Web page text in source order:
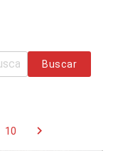
Buscar
10 chevron_right